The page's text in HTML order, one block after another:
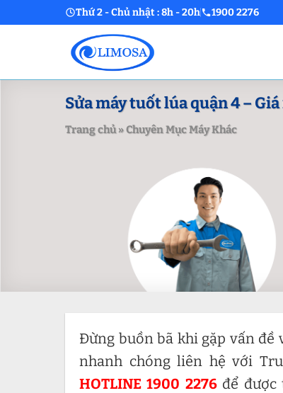
to
Thứ 2 - Chủ nhật : 8h - 20h 1900 2276
Sửa máy tuốt lúa quận 4 –
Trang chủ»Chuyên Mục Máy Khác
Đừng buồn bã khi gặp vấn
nhanh chóng liên hệ với
HOTLINE 1900 2276để được